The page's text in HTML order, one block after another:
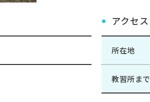
アクセス
所在地
教習所まで